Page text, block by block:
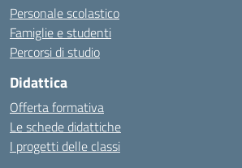
Personale scolastico
Famiglie e studenti
Percorsi di studio
Didattica
Offerta formativa
Le schede didattiche
I progetti delle classi